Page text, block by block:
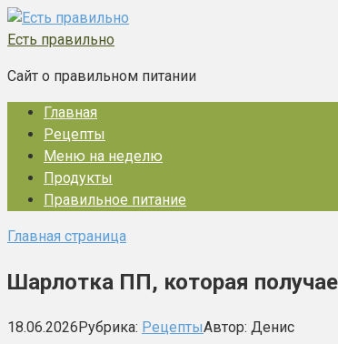
Перейти
к
Есть правильно
Сайт о правильном питании
Главная
Рецепты
Меню на неделю
Продукты
Правильное питание
Главная страница
Шарлотка ПП, которая
18.06.2026Рубрика: РецептыАвтор: Денис